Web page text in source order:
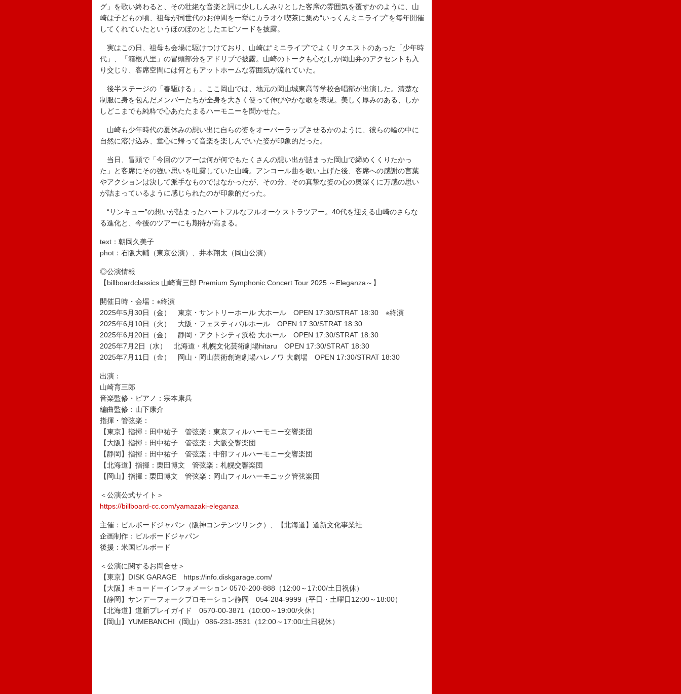
グ」を歌い終わると、その壮絶な音楽と詞に少ししんみりとした客席の雰囲気を覆すかのように、山
崎は子どもの頃、祖母が同世代のお仲間を一挙にカラオケ喫茶に集め“いっくんミニライブ”を毎年開催
してくれていたというほのぼのとしたエピソードを披露。
実はこの日、祖母も会場に駆けつけており、山崎は“ミニライブ”でよくリクエストのあった「少年時
代」、「箱根八里」の冒頭部分をアドリブで披露。山崎のトークも心なしか岡山弁のアクセントも入
り交じり、客席空間には何ともアットホームな雰囲気が流れていた。
後半ステージの「春駆ける」。ここ岡山では、地元の岡山城東高等学校合唱部が出演した。清楚な
制服に身を包んだメンバーたちが全身を大きく使って伸びやかな歌を表現。美しく厚みのある、しか
しどこまでも純粋で心あたたまるハーモニーを聞かせた。
山崎も少年時代の夏休みの想い出に自らの姿をオーバーラップさせるかのように、彼らの輪の中に
自然に溶け込み、童心に帰って音楽を楽しんでいた姿が印象的だった。
当日、冒頭で「今回のツアーは何が何でもたくさんの想い出が詰まった岡山で締めくくりたかっ
た」と客席にその強い思いを吐露していた山崎。アンコール曲を歌い上げた後、客席への感謝の言葉
やアクションは決して派手なものではなかったが、その分、その真摯な姿の心の奥深くに万感の思い
が詰まっているように感じられたのが印象的だった。
“サンキュー”の想いが詰まったハートフルなフルオーケストラツアー。40代を迎える山崎のさらな
る進化と、今後のツアーにも期待が高まる。
text：朝岡久美子
phot：石阪大輔（東京公演）、井本翔太（岡山公演）
◎公演情報
【billboardclassics 山崎育三郎 Premium Symphonic Concert Tour 2025 ～Eleganza～】
開催日時・会場：※終演
2025年5月30日（金） 東京・サントリーホール 大ホール OPEN 17:30/STRAT 18:30 ※終演
2025年6月10日（火） 大阪・フェスティバルホール OPEN 17:30/STRAT 18:30
2025年6月20日（金） 静岡・アクトシティ浜松 大ホール OPEN 17:30/STRAT 18:30
2025年7月2日（水） 北海道・札幌文化芸術劇場hitaru OPEN 17:30/STRAT 18:30
2025年7月11日（金） 岡山・岡山芸術創造劇場ハレノワ 大劇場 OPEN 17:30/STRAT 18:30
出演：
山崎育三郎
音楽監修・ピアノ：宗本康兵
編曲監修：山下康介
指揮・管弦楽：
【東京】指揮：田中祐子 管弦楽：東京フィルハーモニー交響楽団
【大阪】指揮：田中祐子 管弦楽：大阪交響楽団
【静岡】指揮：田中祐子 管弦楽：中部フィルハーモニー交響楽団
【北海道】指揮：栗田博文 管弦楽：札幌交響楽団
【岡山】指揮：栗田博文 管弦楽：岡山フィルハーモニック管弦楽団
＜公演公式サイト＞
https://billboard-cc.com/yamazaki-eleganza
主催：ビルボードジャパン（阪神コンテンツリンク）、【北海道】道新文化事業社
企画制作：ビルボードジャパン
後援：米国ビルボード
＜公演に関するお問合せ＞
【東京】DISK GARAGE https://info.diskgarage.com/
【大阪】キョードーインフォメーション 0570-200-888（12:00～17:00/土日祝休）
【静岡】サンデーフォークプロモーション静岡 054-284-9999（平日・土曜日12:00～18:00）
【北海道】道新プレイガイド 0570-00-3871（10:00～19:00/火休）
【岡山】YUMEBANCHI（岡山） 086-231-3531（12:00～17:00/土日祝休）